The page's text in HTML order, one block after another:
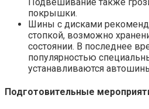
покрышки.
Шины с дисками
стопкой, возможно
состоянии. В последнее
популярностью
устанавливаются
Подготовительные